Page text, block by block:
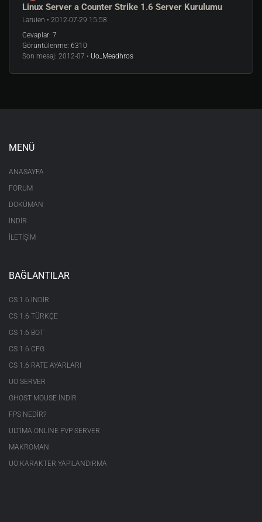
Linux Server a Counter Strike 1.6 Server Kurulumu
Laruien • 2012-07-29 15:58
Cevaplar: 7
Görüntülenme: 6310
Son mesaj: 2012-07 • Uo_Meadhros
MENÜ
ANASAYFA
FORUM
DOKÜMAN
İNDİR
İLETİŞİM
BAĞLANTILAR
CS 1.6 INDIR
CS 1.6 TÜRKÇE
CS 1.6 BOT
CS 1.6 CFG
CS 1.6 RATE AYARLARI
UO SERVER
GHOST MOUSE INDIR
FPS NEDIR?
ULTIMA ONLINE PVP SERVER
MAKROMAN
UO KARAKTER YAPILANDIRMA